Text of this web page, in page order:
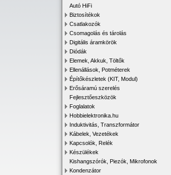
Autó HiFi
Biztosítékok
Csatlakozók
Csomagolás és tárolás
Digitális áramkörök
Diódák
Elemek, Akkuk, Töltők
Ellenállások, Potméterek
Építőkészletek (KIT, Modul)
Erősáramú szerelés
Fejlesztőeszközök
Foglalatok
Hobbielektronika.hu
Induktivitás, Transzformátor
Kábelek, Vezetékek
Kapcsolók, Relék
Készülékek
Kishangszórók, Piezók, Mikrofonok
Kondenzátor